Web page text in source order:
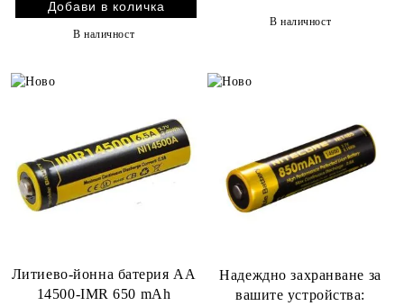
В наличност
В наличност
Литиево-йонна батерия AA
14500-IMR 650 mAh
Надеждно захранване за
вашите устройства: